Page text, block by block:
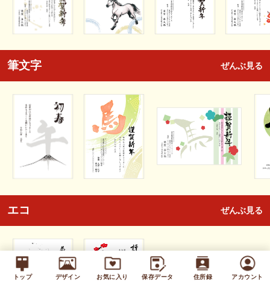
トップ デザイン お気に入り 保存データ 住所録 アカウント
筆文字 ぜんぶ見る
エコ ぜんぶ見る